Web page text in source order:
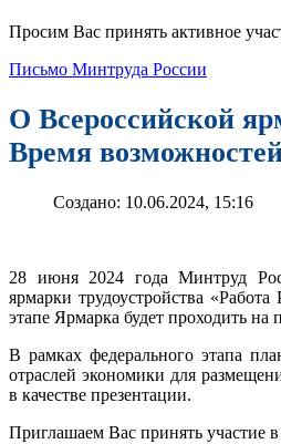
Просим Вас принять активное
Письмо Минтруда России
О Всероссийской
Время
Создано: 10.06.2024, 15:16
28 июня 2024 года Минтруд
ярмарки трудоустройства
этапе Ярмарка будет проходить
В рамках федерального этапа
отраслей экономики для
в качестве презентации.
Приглашаем Вас принять участие